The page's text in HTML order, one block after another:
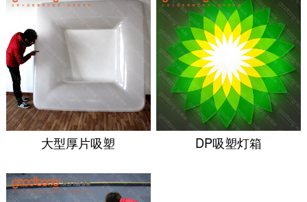
大型厚片吸塑 DP吸塑灯箱